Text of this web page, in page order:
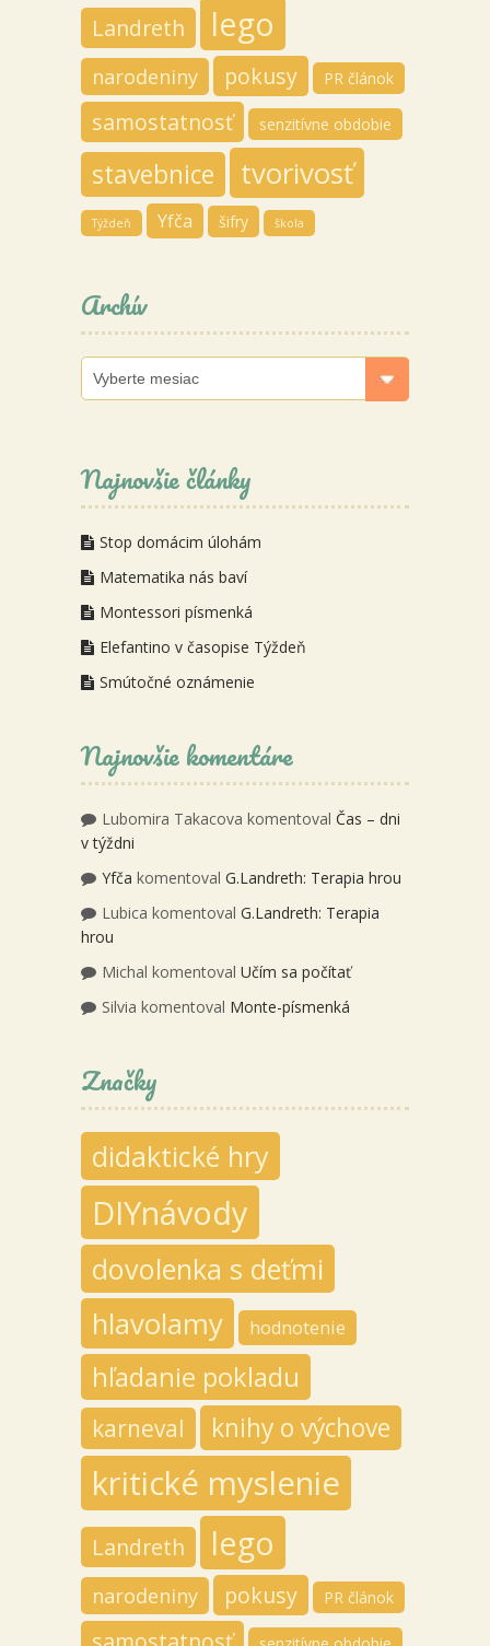
Landreth lego
narodeniny pokusy PR článok
samostatnosť senzitívne obdobie
stavebnice tvorivosť
Týždeň Yfča šifry škola
Archív
Archív
Najnovšie články
Stop domácim úlohám
Matematika nás baví
Montessori písmenká
Elefantino v časopise Týždeň
Smútočné oznámenie
Najnovšie komentáre
Lubomira Takacova komentoval Čas – dni
v týždni
Yfča komentoval G.Landreth: Terapia hrou
Lubica komentoval G.Landreth: Terapia
hrou
Michal komentoval Učím sa počítať
Silvia komentoval Monte-písmenká
Značky
didaktické hry
DIYnávody
dovolenka s deťmi
hlavolamy hodnotenie
hľadanie pokladu
karneval knihy o výchove
kritické myslenie
Landreth lego
narodeniny pokusy PR článok